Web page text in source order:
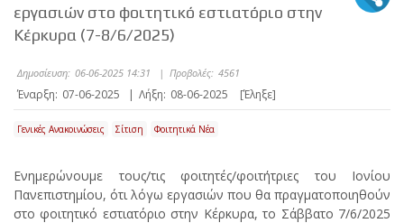
εργασιών στο φοιτητικό εστιατόριο στην
Κέρκυρα (7-8/6/2025)
Δημοσίευση: 06-06-2025 14:31 | Προβολές: 4561
Έναρξη: 07-06-2025 | Λήξη: 08-06-2025 [Έληξε]
Γενικές Ανακοινώσεις Σίτιση Φοιτητικά Νέα
Ενημερώνουμε τους/τις φοιτητές/φοιτήτριες του Ιονίου
Πανεπιστημίου, ότι λόγω εργασιών που θα πραγματοποιηθούν
στο φοιτητικό εστιατόριο στην Κέρκυρα, το Σάββατο 7/6/2025